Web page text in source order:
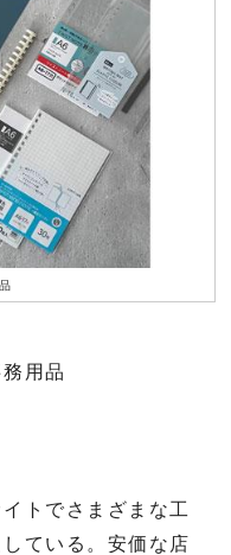
用品
トでさまざまな工
ている。安価な店